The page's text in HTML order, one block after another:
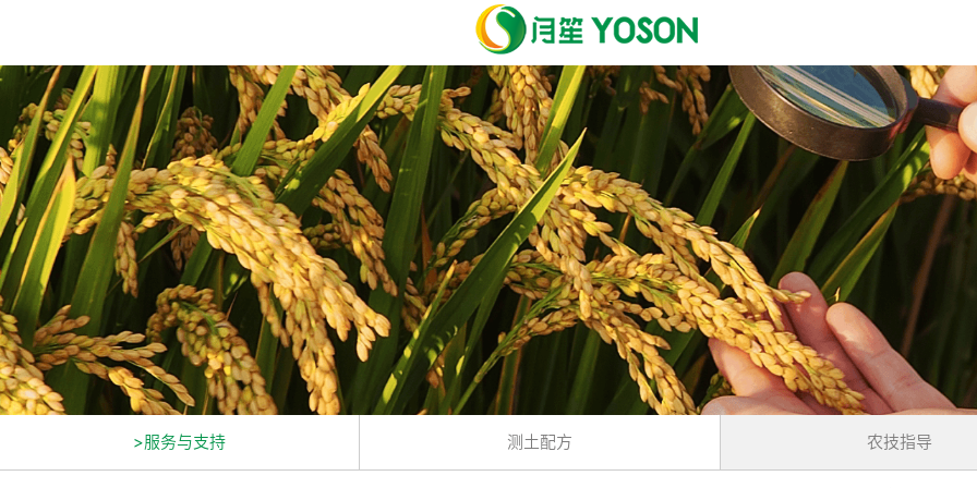
>服务与支持 测土配方 农技指导